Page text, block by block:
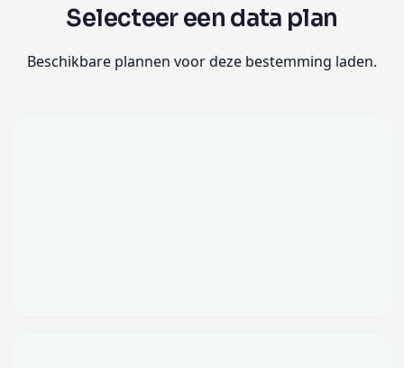
Selecteer een data plan
Beschikbare plannen voor deze bestemming laden.